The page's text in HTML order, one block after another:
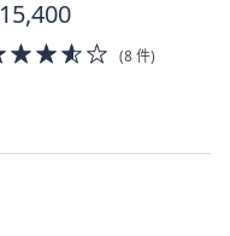
3.5
of
(8 件)